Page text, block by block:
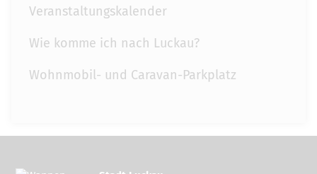
Veranstaltungskalender
Wie komme ich nach Luckau?
Wohnmobil- und Caravan-Parkplatz